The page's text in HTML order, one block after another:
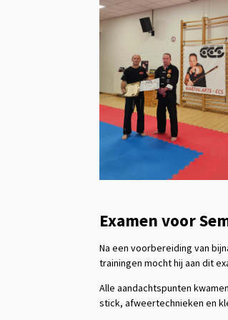
Examen voor
Na een voorbereiding van
trainingen mocht hij aan dit
Alle aandachtspunten
stick, afweertechnieken en